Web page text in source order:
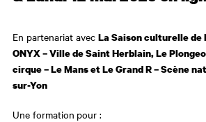
En partenariat avec La Saison culturelle de
ONYX – Ville de Saint Herblain, Le
cirque – Le Mans et Le Grand R – Scène
sur-Yon
Une formation pour :